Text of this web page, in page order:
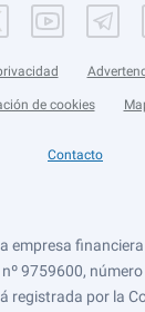
de cookies
Contacto
empresa
nº 9759600,
registrada por la